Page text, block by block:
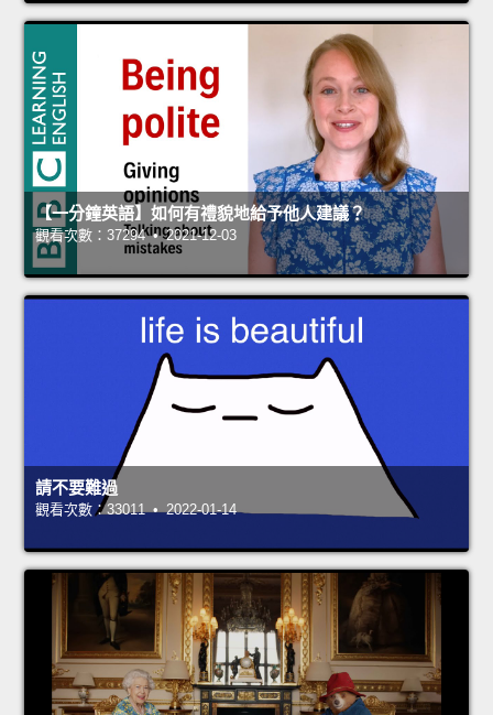
【一分鐘英語】如何有禮貌地給予他人建議？
觀看次數：37294 • 2021-12-03
請不要難過
觀看次數：33011 • 2022-01-14